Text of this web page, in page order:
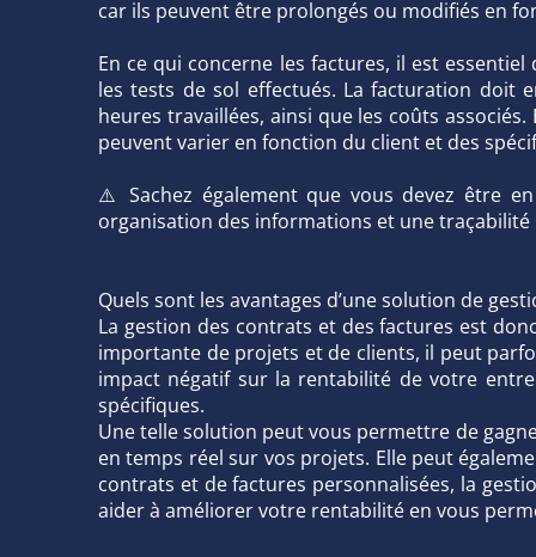
car ils peuvent être prolongés ou modifiés en
En ce qui concerne les factures, il est
les tests de sol effectués. La facturation doit
heures travaillées, ainsi que les coûts
peuvent varier en fonction du client et des
⚠️ Sachez également que vous devez être
organisation des informations et une
Quels sont les avantages d’une solution de
La gestion des contrats et des factures est
importante de projets et de clients, il peut
impact négatif sur la rentabilité de votre
spécifiques.
Une telle solution peut vous permettre de
en temps réel sur vos projets. Elle peut
contrats et de factures personnalisées, la
aider à améliorer votre rentabilité en vous